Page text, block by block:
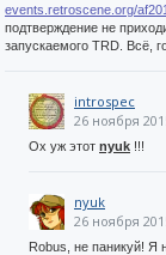
events.retroscene.org/
подтверждение не
запускаемого TRD. Всё,
introspec
26 ноября
Ох уж этот nyuk !!!
nyuk
26 ноября
Robus, не паникуй! Я